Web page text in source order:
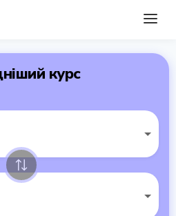
курс